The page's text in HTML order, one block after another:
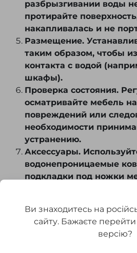
разбрызгивании воды
протирайте
накапливалась и не
Размещение.
таким образом, чтобы
контакта с водой
шкафы).
Проверка состояния.
осматривайте мебель
повреждений или
необходимости
устранению.
Аксессуары.
водонепроницаемые
подкладки под ножки
Соблюдая эти советы, вы
мебель для ванной комнаты
состоянии на долгое время.
Ви знаходитесь на
сайту. Бажаєте перейти
версію?